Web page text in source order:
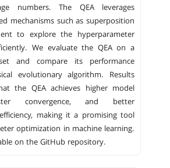
numbers. The QEA leverages
mechanisms such as superposition
to explore the hyperparameter
We evaluate the QEA on a
and compare its performance
evolutionary algorithm. Results
the QEA achieves higher model
convergence, and better
making it a promising tool
optimization in machine learning.
on the GitHub repository.